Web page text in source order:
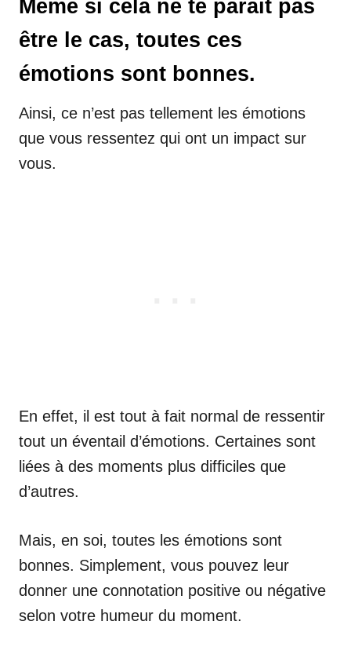
Même si cela ne te paraît pas
être le cas, toutes ces
émotions sont bonnes.
Ainsi, ce n’est pas tellement les émotions
que vous ressentez qui ont un impact sur
vous.
En effet, il est tout à fait normal de ressentir
tout un éventail d’émotions. Certaines sont
liées à des moments plus difficiles que
d’autres.
Mais, en soi, toutes les émotions sont
bonnes. Simplement, vous pouvez leur
donner une connotation positive ou négative
selon votre humeur du moment.